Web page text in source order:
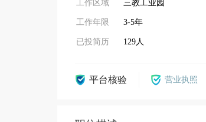
工作区域 三教工业园
工作年限 3-5年
已投简历 129人
平台核验 营业执照